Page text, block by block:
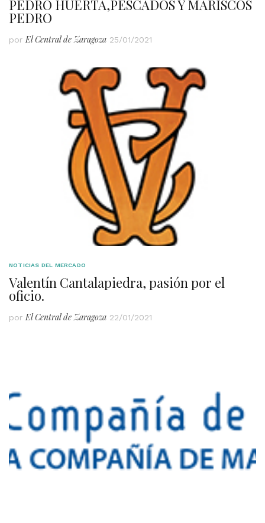
PEDRO HUERTA,PESCADOS Y MARISCOS
PEDRO
por El Central de Zaragoza 25/01/2021
NOTICIAS DEL MERCADO
Valentín Cantalapiedra, pasión por el
oficio.
por El Central de Zaragoza 22/01/2021